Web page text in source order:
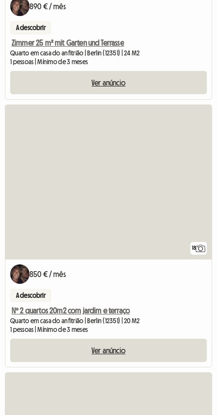
890 € / mês
A descobrir
Zimmer 25 m² mit Garten und Terrasse
Quarto em casa do anfitrião | Berlin (12351) | 24 M2
1 pessoas | Mínimo de 3 meses
Ver anúncio
18
850 € / mês
A descobrir
Nº 2 quartos 20m2 com jardim e terraço
Quarto em casa do anfitrião | Berlin (12351) | 20 M2
1 pessoas | Mínimo de 3 meses
Ver anúncio